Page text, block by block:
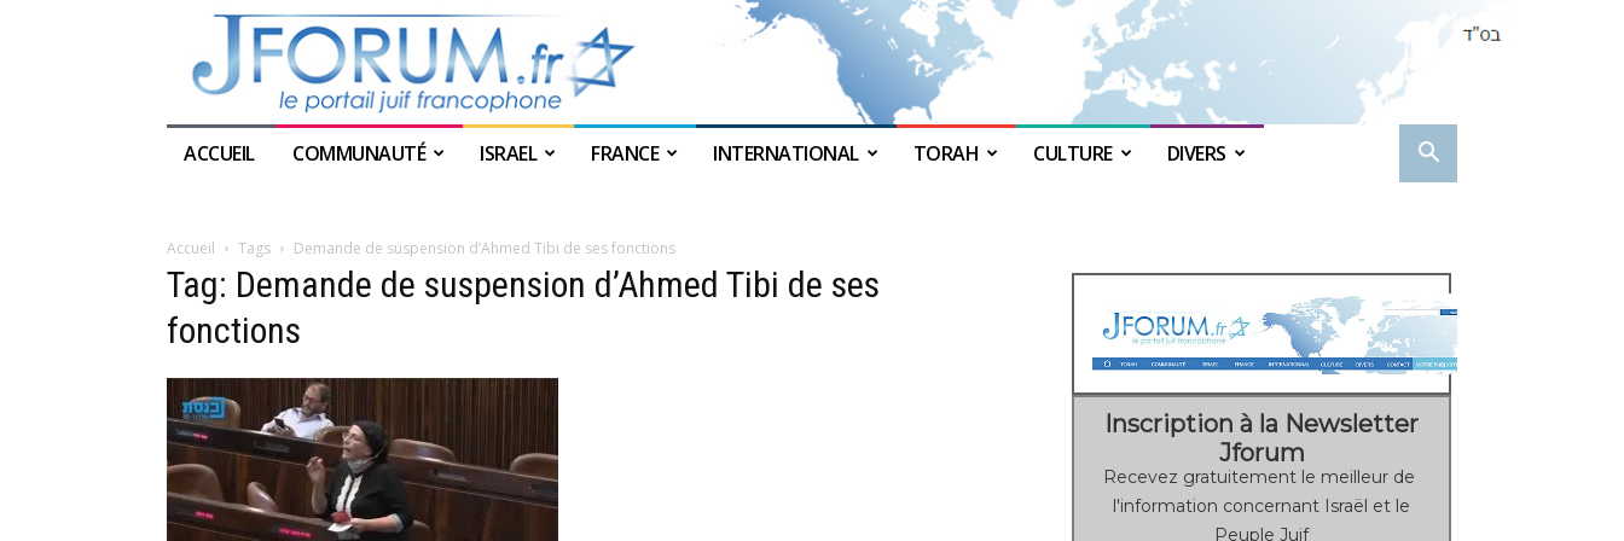
ACCUEIL COMMUNAUTÉ ISRAEL FRANCE INTERNATIONAL TORAH CULTURE DIVERS
Accueil Tags Demande de suspension d’Ahmed Tibi de ses fonctions
Tag: Demande de suspension d’Ahmed Tibi de ses
fonctions
Inscription à la Newsletter
Jforum
Recevez gratuitement le meilleur de
l'information concernant Israël et le
Peuple Juif